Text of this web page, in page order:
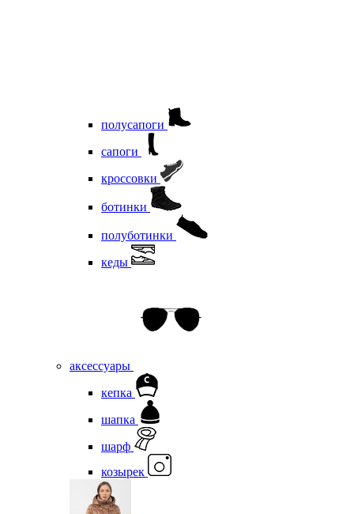
полусапоги
сапоги
кроссовки
ботинки
полуботинки
кеды
аксессуары
кепка
шапка
шарф
козырек